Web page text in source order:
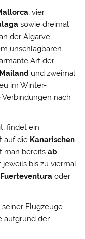
, vier
sowie dreimal
der Algarve,
unschlagbaren
Art der
Mailand und zweimal
im Winter-
nach
findet ein
auf die Kanarischen
man bereitsab
bis zu viermal
Fuerteventura oder
Flugzeuge
aufgrund der